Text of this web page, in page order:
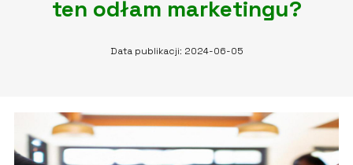
ten odłam marketingu?
Data publikacji: 2024-06-05